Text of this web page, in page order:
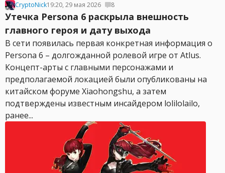
CryptoNick19:20, 29 мая 2026 8
Утечка Persona 6 раскрыла внешность
главного героя и дату выхода
В сети появилась первая конкретная информация о
Persona 6 – долгожданной ролевой игре от Atlus.
Концепт-арты с главными персонажами и
предполагаемой локацией были опубликованы на
китайском форуме Xiaohongshu, а затем
подтверждены известным инсайдером lolilolailo,
ранее...